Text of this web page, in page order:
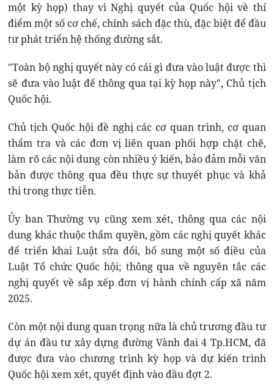
một kỳ họp) thay vì Nghị quyết của Quốc hội về thí
điểm một số cơ chế, chính sách đặc thù, đặc biệt để đầu
tư phát triển hệ thống đường sắt.
"Toàn bộ nghị quyết này có cái gì đưa vào luật được thì
sẽ đưa vào luật để thông qua tại kỳ họp này", Chủ tịch
Quốc hội.
Chủ tịch Quốc hội đề nghị các cơ quan trình, cơ quan
thẩm tra và các đơn vị liên quan phối hợp chặt chẽ,
làm rõ các nội dung còn nhiều ý kiến, bảo đảm mỗi văn
bản được thông qua đều thực sự thuyết phục và khả
thi trong thực tiễn.
Ủy ban Thường vụ cũng xem xét, thông qua các nội
dung khác thuộc thẩm quyền, gồm các nghị quyết khác
để triển khai Luật sửa đổi, bổ sung một số điều của
Luật Tổ chức Quốc hội; thông qua về nguyên tắc các
nghị quyết về sắp xếp đơn vị hành chính cấp xã năm
2025.
Còn một nội dung quan trọng nữa là chủ trương đầu tư
dự án đầu tư xây dựng đường Vành đai 4 Tp.HCM, đã
được đưa vào chương trình kỳ họp và dự kiến trình
Quốc hội xem xét, quyết định vào đầu đợt 2.